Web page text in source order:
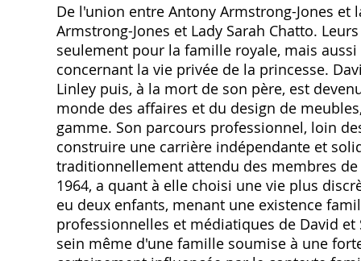
De l'union entre Antony Armstrong-Jones et
Armstrong-Jones et Lady Sarah Chatto.
seulement pour la famille royale, mais
concernant la vie privée de la princesse.
Linley puis, à la mort de son père, est
monde des affaires et du design de
gamme. Son parcours professionnel, loin
construire une carrière indépendante et
traditionnellement attendu des membres
1964, a quant à elle choisi une vie plus
eu deux enfants, menant une existence
professionnelles et médiatiques de David
sein même d'une famille soumise à une